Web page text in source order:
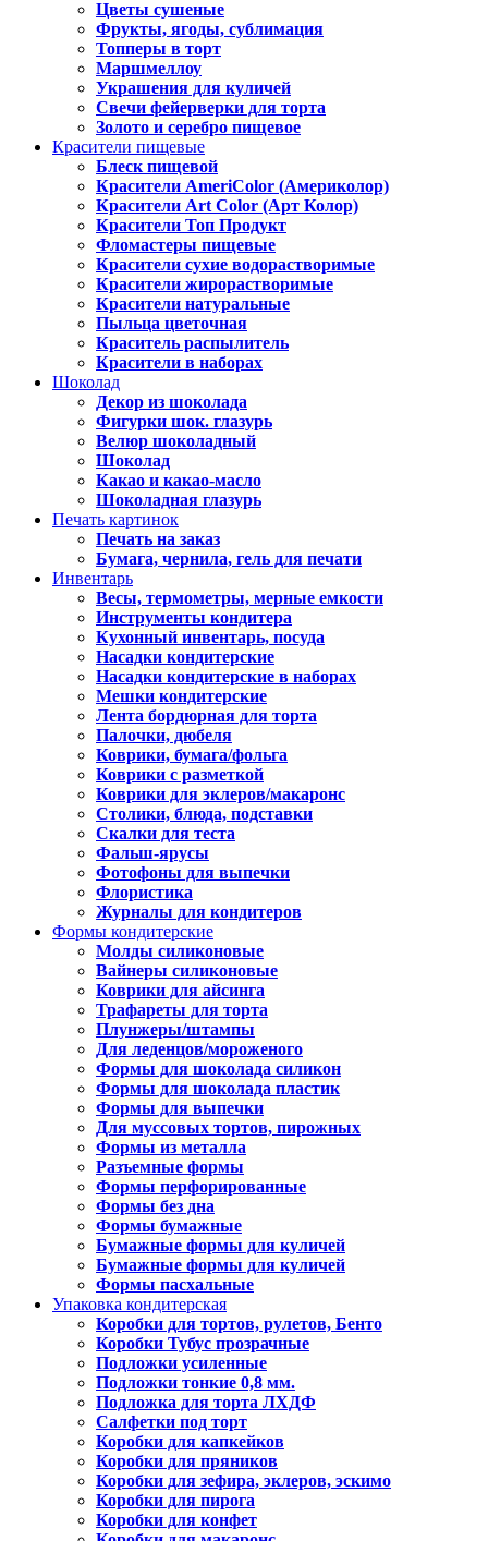
Цветы сушеные
Фрукты, ягоды, сублимация
Топперы в торт
Маршмеллоу
Украшения для куличей
Свечи фейерверки для торта
Золото и серебро пищевое
Красители пищевые
Блеск пищевой
Красители AmeriColor (Америколор)
Красители Art Color (Арт Колор)
Красители Топ Продукт
Фломастеры пищевые
Красители сухие водорастворимые
Красители жирорастворимые
Красители натуральные
Пыльца цветочная
Краситель распылитель
Красители в наборах
Шоколад
Декор из шоколада
Фигурки шок. глазурь
Велюр шоколадный
Шоколад
Какао и какао-масло
Шоколадная глазурь
Печать картинок
Печать на заказ
Бумага, чернила, гель для печати
Инвентарь
Весы, термометры, мерные емкости
Инструменты кондитера
Кухонный инвентарь, посуда
Насадки кондитерские
Насадки кондитерские в наборах
Мешки кондитерские
Лента бордюрная для торта
Палочки, дюбеля
Коврики, бумага/фольга
Коврики с разметкой
Коврики для эклеров/макаронс
Столики, блюда, подставки
Скалки для теста
Фальш-ярусы
Фотофоны для выпечки
Флористика
Журналы для кондитеров
Формы кондитерские
Молды силиконовые
Вайнеры силиконовые
Коврики для айсинга
Трафареты для торта
Плунжеры/штампы
Для леденцов/мороженого
Формы для шоколада силикон
Формы для шоколада пластик
Формы для выпечки
Для муссовых тортов, пирожных
Формы из металла
Разъемные формы
Формы перфорированные
Формы без дна
Формы бумажные
Бумажные формы для куличей
Бумажные формы для куличей
Формы пасхальные
Упаковка кондитерская
Коробки для тортов, рулетов, Бенто
Коробки Тубус прозрачные
Подложки усиленные
Подложки тонкие 0,8 мм.
Подложка для торта ЛХДФ
Салфетки под торт
Коробки для капкейков
Коробки для пряников
Коробки для зефира, эклеров, эскимо
Коробки для пирога
Коробки для конфет